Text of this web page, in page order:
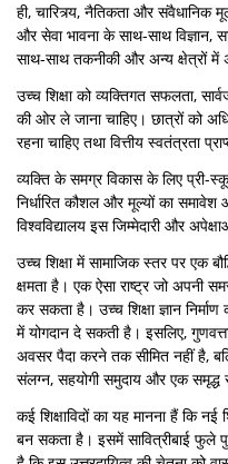
ही, चारित्र्य, नैतिकता और संवैधानिक
और सेवा भावना के साथ-साथ विज्ञान,
साथ-साथ तकनीकी और अन्य क्षेत्रों में
उच्च शिक्षा को व्यक्तिगत सफलता,
की ओर ले जाना चाहिए। छात्रों को
रहना चाहिए तथा वित्तीय स्वतंत्रता
व्यक्ति के समग्र विकास के लिए प्री-
निर्धारित कौशल और मूल्यों का
विश्वविद्यालय इस जिम्मेदारी और
उच्च शिक्षा में सामाजिक स्तर पर एक
क्षमता है। एक ऐसा राष्ट्र जो अपनी
कर सकता है। उच्च शिक्षा ज्ञान
में योगदान दे सकती है। इसलिए,
अवसर पैदा करने तक सीमित नहीं है,
संलग्न, सहयोगी समुदाय और एक समृद्ध
कई शिक्षाविदों का यह मानना हैं कि नई
बन सकता है। इसमें सावित्रीबाई फुले